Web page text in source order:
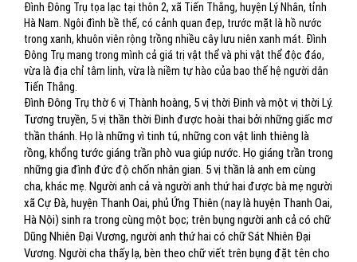
Đình Đông Trụ tọa lạc tại thôn 2, xã Tiến Thắng, huyện Lý Nhân, tỉnh
Hà Nam. Ngôi đình bề thế, có cảnh quan đẹp, trước mặt là hồ nước
trong xanh, khuôn viên rộng trồng nhiều cây lưu niên xanh mát. Đình
Đông Trụ mang trong mình cả giá trị vật thể và phi vật thể độc đáo,
vừa là địa chỉ tâm linh, vừa là niềm tự hào của bao thế hệ người dân
Tiến Thắng.
Đình Đông Trụ thờ 6 vị Thành hoàng, 5 vị thời Đinh và một vị thời Lý.
Tương truyền, 5 vị thần thời Đinh được hoài thai bởi những giấc mơ
thần thánh. Họ là những vì tinh tú, những con vật linh thiêng là
rồng, khổng tước giáng trần phò vua giúp nước. Họ giáng trần trong
những gia đình đức độ chốn nhân gian. 5 vị thần là anh em cùng
cha, khác mẹ. Người anh cả và người anh thứ hai được bà mẹ người
xã Cự Đà, huyện Thanh Oai, phủ Ứng Thiên (nay là huyện Thanh Oai,
Hà Nội) sinh ra trong cùng một bọc; trên bụng người anh cả có chữ
Dũng Nhiên Đại Vương, người anh thứ hai có chữ Sát Nhiên Đại
Vương. Người cha thấy lạ, bèn theo chữ viết trên bụng đặt tên cho